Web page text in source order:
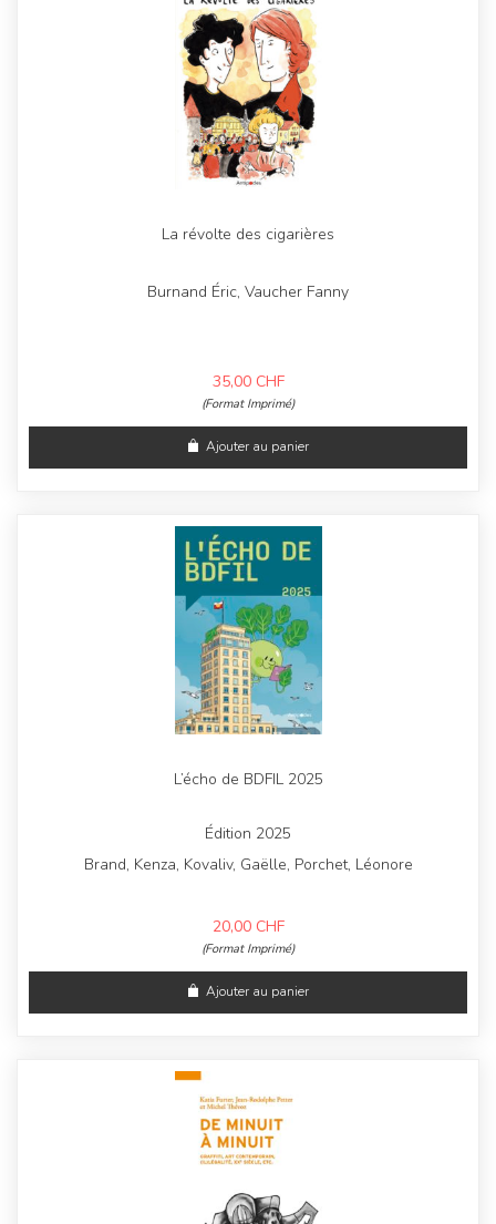
La révolte des cigarières
Burnand Éric, Vaucher Fanny
35,00 CHF
(Format Imprimé)
Ajouter au panier
L’écho de BDFIL 2025
Édition 2025
Brand, Kenza, Kovaliv, Gaëlle, Porchet, Léonore
20,00 CHF
(Format Imprimé)
Ajouter au panier